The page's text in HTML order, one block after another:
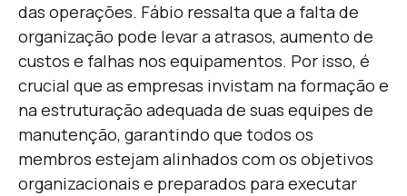
das operações. Fábio ressalta que a falta de
organização pode levar a atrasos, aumento de
custos e falhas nos equipamentos. Por isso, é
crucial que as empresas invistam na formação e
na estruturação adequada de suas equipes de
manutenção, garantindo que todos os
membros estejam alinhados com os objetivos
organizacionais e preparados para executar